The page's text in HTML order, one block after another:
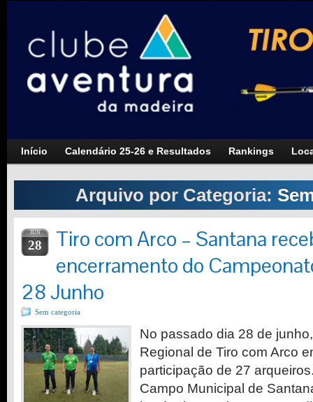
Início Calendário 25-26 e Resultados Rankings
Arquivo por Categoria:
JUN
28
Tiro com Arco – Santana
encerramento do
28 Junho
Sem categoria
No passado dia 28 de
Regional de Tiro com Arco
participação de 27
Campo Municipal de